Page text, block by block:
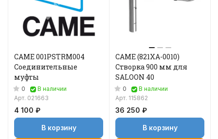
CAME 001PSTRM004
Соединительные
муфты
0
В наличии
Арт. 021663
4 100 ₽
В корзину
CAME (821XA-0010)
Створка 900 мм для
SALOON 40
0
В наличии
Арт. 115862
36 250 ₽
В корзину